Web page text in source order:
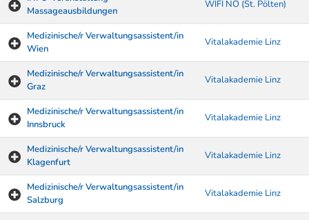
Massageausbildungen
WIFI NÖ (St. Pölten)
Medizinische/r Verwaltungsassistent/in
Wien
Vitalakademie Linz
Medizinische/r Verwaltungsassistent/in
Graz
Vitalakademie Linz
Medizinische/r Verwaltungsassistent/in
Innsbruck
Vitalakademie Linz
Medizinische/r Verwaltungsassistent/in
Klagenfurt
Vitalakademie Linz
Medizinische/r Verwaltungsassistent/in
Salzburg
Vitalakademie Linz